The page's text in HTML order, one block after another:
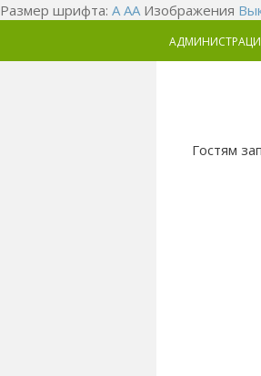
Размер шрифта: A AAИзображения
Гостям